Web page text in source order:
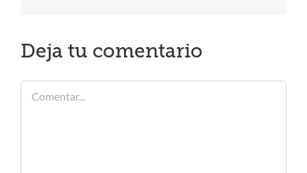
Deja tu comentario
Comentar